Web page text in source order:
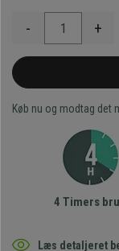
- +
Køb nu og modtag det
4 Timers
Læs detaljeret